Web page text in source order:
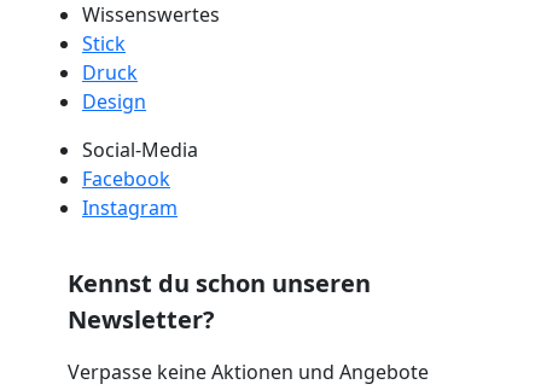
Wissenswertes
Stick
Druck
Design
Social-Media
Facebook
Instagram
Kennst du schon unseren
Newsletter?
Verpasse keine Aktionen und Angebote